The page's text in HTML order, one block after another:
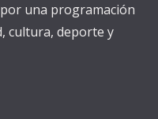
una programación
cultura, deporte y